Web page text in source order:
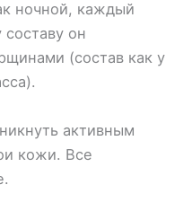
ночной, каждый
он
(состав как у
активным
кожи. Все